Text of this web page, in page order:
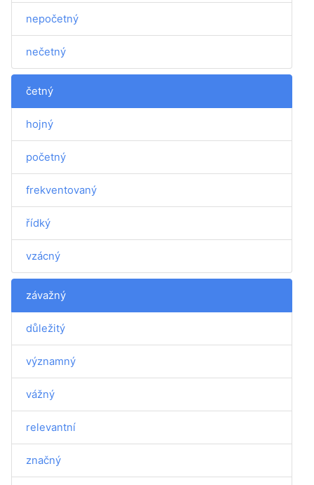
nepočetný
nečetný
četný
hojný
početný
frekventovaný
řídký
vzácný
závažný
důležitý
významný
vážný
relevantní
značný